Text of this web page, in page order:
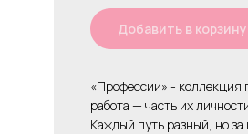
Добавить в корзину
«Профессии» - коллекция
работа — часть их
Каждый путь разный, но